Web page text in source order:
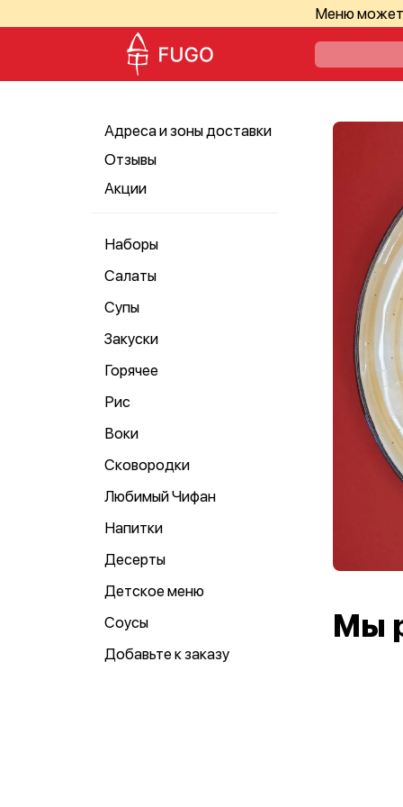
Меню может
Адреса и зоны доставки
Отзывы
Акции
Наборы
Салаты
Супы
Закуски
Горячее
Рис
Воки
Сковородки
Любимый Чифан
Напитки
Десерты
Детское меню
Соусы
Добавьте к заказу
Мы